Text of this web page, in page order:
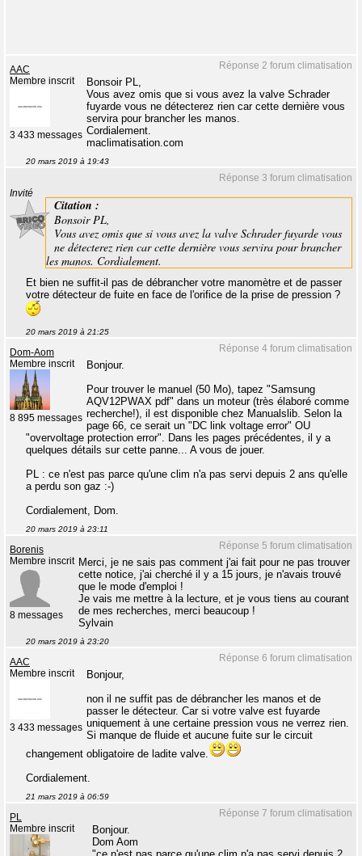
Réponse 2 forum climatisation
AAC
Membre inscrit
3 433 messages
Bonsoir PL,
Vous avez omis que si vous avez la valve Schrader
fuyarde vous ne détecterez rien car cette dernière vous
servira pour brancher les manos.
Cordialement.
maclimatisation.com
20 mars 2019 à 19:43
Réponse 3 forum climatisation
Invité
Citation :
Bonsoir PL,
Vous avez omis que si vous avez la valve Schrader fuyarde vous
ne détecterez rien car cette dernière vous servira pour brancher
les manos. Cordialement.
Et bien ne suffit-il pas de débrancher votre manomètre et de passer
votre détecteur de fuite en face de l'orifice de la prise de pression ?
20 mars 2019 à 21:25
Réponse 4 forum climatisation
Dom-Aom
Membre inscrit
8 895 messages
Bonjour.
Pour trouver le manuel (50 Mo), tapez "Samsung
AQV12PWAX pdf" dans un moteur (très élaboré comme
recherche!), il est disponible chez Manualslib. Selon la
page 66, ce serait un "DC link voltage error" OU
"overvoltage protection error". Dans les pages précédentes, il y a
quelques détails sur cette panne... A vous de jouer.
PL : ce n'est pas parce qu'une clim n'a pas servi depuis 2 ans qu'elle
a perdu son gaz :-)
Cordialement, Dom.
20 mars 2019 à 23:11
Réponse 5 forum climatisation
Borenis
Membre inscrit
8 messages
Merci, je ne sais pas comment j'ai fait pour ne pas trouver
cette notice, j'ai cherché il y a 15 jours, je n'avais trouvé
que le mode d'emploi !
Je vais me mettre à la lecture, et je vous tiens au courant
de mes recherches, merci beaucoup !
Sylvain
20 mars 2019 à 23:20
Réponse 6 forum climatisation
AAC
Membre inscrit
3 433 messages
Bonjour,
non il ne suffit pas de débrancher les manos et de
passer le détecteur. Car si votre valve est fuyarde
uniquement à une certaine pression vous ne verrez rien.
Si manque de fluide et aucune fuite sur le circuit
changement obligatoire de ladite valve.
Cordialement.
21 mars 2019 à 06:59
Réponse 7 forum climatisation
PL
Membre inscrit
Bonjour.
Dom Aom